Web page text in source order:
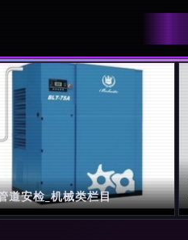
道安检_机械类栏目